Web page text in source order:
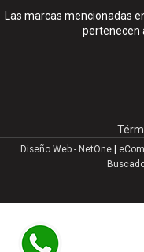
Las marcas mencionadas
pertenecen
Diseño Web - NetOne